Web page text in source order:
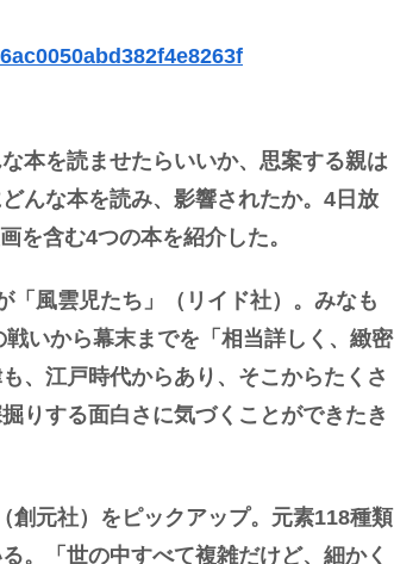
本を読ませたらいいか、思案する親は
んな本を読み、影響されたか。4日放
を含む4つの本を紹介した。
風雲児たち」（リイド社）。みなも
いから幕末までを「相当詳しく、緻密
、江戸時代からあり、そこからたくさ
りする面白さに気づくことができたき
元社）をピックアップ。元素118種類
。「世の中すべて複雑だけど、細かく